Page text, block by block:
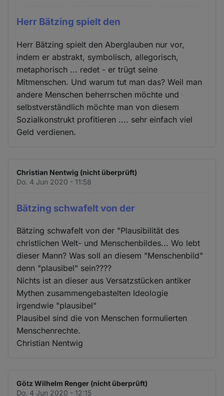
Herr Bätzing spielt den
Herr Bätzing spielt den Aberglauben nur vor,
indem er abstrakt, symbolisch, allegorisch,
metaphorisch ... redet - er trügt seine
Mitmenschen. Und warum tut man das? Weil man
andere Menschen beherrschen möchte und
selbstverständlich möchte man von diesem
Sozialkonstrukt profitieren .... sehr einfach viel
Geld verdienen.
Christian Nentwig (nicht überprüft)
Do. 4 Jun 2020 - 11:58
Bätzing schwafelt von der
Bätzing schwafelt von der "Plausibilität des
christlichen Welt- und Menschenbildes... Wo lebt
dieser Mann? Was soll an diesem "Menschenbild"
denn "plausibel" sein????
Nichts ist an dieser aus Versatzstücken antiker
Mythen zusammengebastelten Ideologie
irgendwie "plausibel"
Plausibel sind die von Menschen formulierten
Menschenrechte.
Christian Nentwig
Götz Wilhelm Renger (nicht überprüft)
Do. 4 Jun 2020 - 12:15